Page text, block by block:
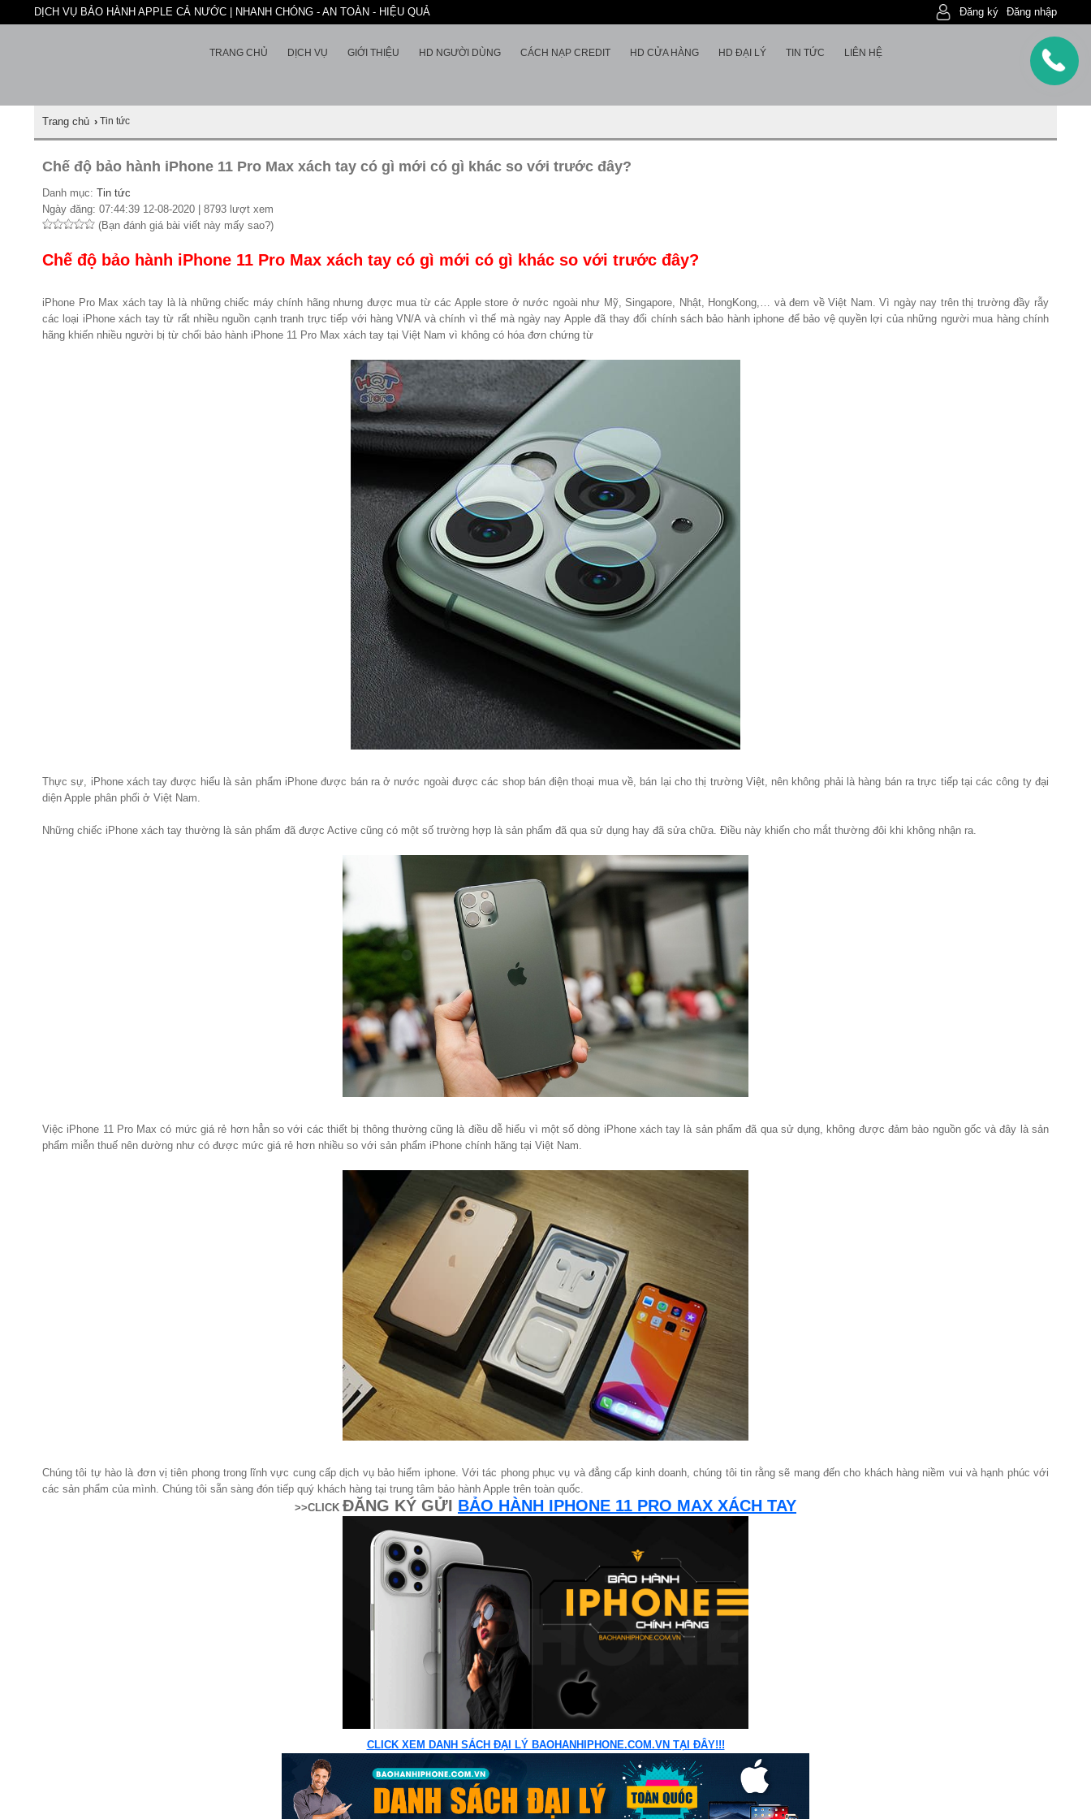
DỊCH VỤ BẢO HÀNH APPLE CẢ NƯỚC | NHANH CHÓNG - AN TOÀN - HIỆU QUẢ Đăng nhập
Đăng ký
TRANG CHỦ DỊCH VỤ GIỚI THIỆU HD NGƯỜI DÙNG CÁCH NẠP CREDIT HD CỬA HÀNG HD ĐẠI LÝ TIN TỨC LIÊN HỆ
Trang chủ › Tin tức
Chế độ bảo hành iPhone 11 Pro Max xách tay có gì mới có gì khác so với trước đây?
Danh mục: Tin tức
Ngày đăng: 07:44:39 12-08-2020 | 8793 lượt xem
(Bạn đánh giá bài viết này mấy sao?)
Chế độ bảo hành iPhone 11 Pro Max xách tay có gì mới có gì khác so với trước đây?
iPhone Pro Max xách tay là là những chiếc máy chính hãng nhưng được mua từ các Apple store ở nước ngoài như Mỹ, Singapore, Nhật, HongKong,… và đem về Việt Nam. Vì ngày nay trên thị trường đầy rẫy
các loại iPhone xách tay từ rất nhiều nguồn cạnh tranh trực tiếp với hàng VN/A và chính vì thế mà ngày nay Apple đã thay đổi chính sách bảo hành iphone để bảo vệ quyền lợi của những người mua hàng chính
hãng khiến nhiều người bị từ chối bảo hành iPhone 11 Pro Max xách tay tại Việt Nam vì không có hóa đơn chứng từ
Thực sự, iPhone xách tay được hiểu là sản phẩm iPhone được bán ra ở nước ngoài được các shop bán điện thoại mua về, bán lại cho thị trường Việt, nên không phải là hàng bán ra trực tiếp tại các công ty đại
diện Apple phân phối ở Việt Nam.
Những chiếc iPhone xách tay thường là sản phẩm đã được Active cũng có một số trường hợp là sản phẩm đã qua sử dụng hay đã sửa chữa. Điều này khiến cho mắt thường đôi khi không nhận ra.
Việc iPhone 11 Pro Max có mức giá rẻ hơn hẳn so với các thiết bị thông thường cũng là điều dễ hiểu vì một số dòng iPhone xách tay là sản phẩm đã qua sử dụng, không được đảm bào nguồn gốc và đây là sản
phẩm miễn thuế nên dường như có được mức giá rẻ hơn nhiều so với sản phẩm iPhone chính hãng tại Việt Nam.
Chúng tôi tự hào là đơn vị tiên phong trong lĩnh vực cung cấp dịch vụ bảo hiểm iphone. Với tác phong phục vụ và đẳng cấp kinh doanh, chúng tôi tin rằng sẽ mang đến cho khách hàng niềm vui và hạnh phúc với
các sản phẩm của mình. Chúng tôi sẵn sàng đón tiếp quý khách hàng tại trung tâm bảo hành Apple trên toàn quốc.
>>CLICK ĐĂNG KÝ GỬI BẢO HÀNH IPHONE 11 PRO MAX XÁCH TAY
CLICK XEM DANH SÁCH ĐẠI LÝ BAOHANHIPHONE.COM.VN TẠI ĐÂY!!!